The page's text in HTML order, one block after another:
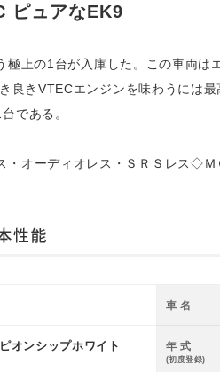
ピュアなEK9
上の1台が入庫した。この車両は
きVTECエンジンを味わうには
である。
ーディオレス・ＳＲＳレス◇Ｍ
車 名
オンシップホワイト 年 式
(初度登録)